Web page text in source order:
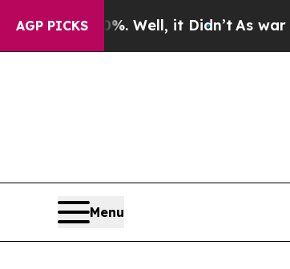
AGP PICKS
Well, it Didn’t As war With Iran
Menu